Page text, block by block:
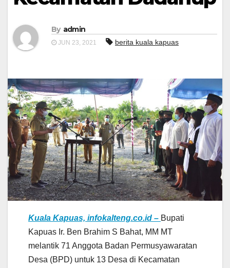
By admin
JUN 23, 2021 berita kuala kapuas
Kuala Kapuas, infokalteng.co.id – Bupati
Kapuas Ir. Ben Brahim S Bahat, MM MT
melantik 71 Anggota Badan Permusyawaratan
Desa (BPD) untuk 13 Desa di Kecamatan